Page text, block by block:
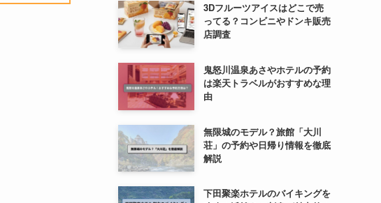
3Dフルーツアイスはどこで売
ってる？コンビニやドンキ販売
店調査
鬼怒川温泉あさやホテルの予約
は楽天トラベルがおすすめな理
由
無限城のモデル？旅館「大川
荘」の予約や日帰り情報を徹底
解説
下田聚楽ホテルのバイキングを